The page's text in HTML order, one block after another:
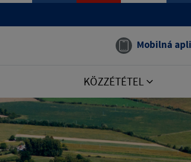
Mobilná
KÖZZÉTÉTEL